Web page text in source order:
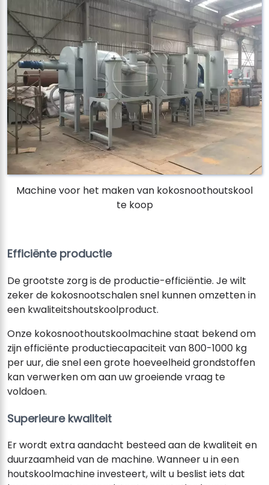
Machine voor het maken van kokosnoothoutskool
te koop
Efficiënte productie
De grootste zorg is de productie-efficiëntie. Je wilt
zeker de kokosnootschalen snel kunnen omzetten in
een kwaliteitshoutskoolproduct.
Onze kokosnoothoutskoolmachine staat bekend om
zijn efficiënte productiecapaciteit van 800-1000 kg
per uur, die snel een grote hoeveelheid grondstoffen
kan verwerken om aan uw groeiende vraag te
voldoen.
Superieure kwaliteit
Er wordt extra aandacht besteed aan de kwaliteit en
duurzaamheid van de machine. Wanneer u in een
houtskoolmachine investeert, wilt u beslist iets dat